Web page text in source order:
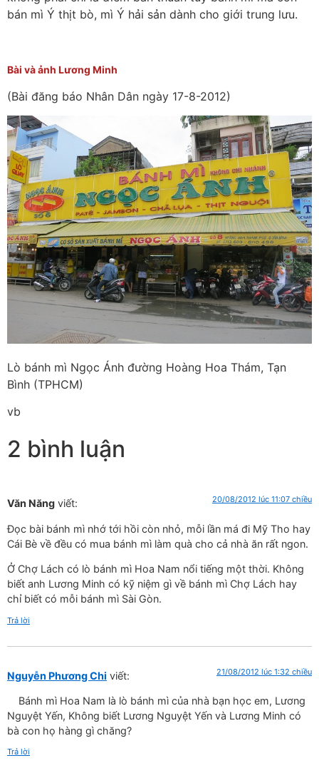
bán mì Ý thịt bò, mì Ý hải sản dành cho giới trung lưu.
Bài và ảnh Lương Minh
(Bài đăng báo Nhân Dân ngày 17-8-2012)
Lò bánh mì Ngọc Ánh đường Hoàng Hoa Thám, Tạn
Bình (TPHCM)
vb
2 bình luận
Văn Năng viết: 20/08/2012 lúc 11:07 chiều
Đọc bài bánh mì nhớ tới hồi còn nhỏ, mỗi lần má đi Mỹ Tho hay
Cái Bè về đều có mua bánh mì làm quà cho cả nhà ăn rất ngon.
Ở Chợ Lách có lò bánh mì Hoa Nam nổi tiếng một thời. Không
biết anh Lương Minh có kỹ niệm gì về bánh mì Chợ Lách hay
chỉ biết có mỗi bánh mì Sài Gòn.
Trả lời
Nguyễn Phương Chi viết: 21/08/2012 lúc 1:32 chiều
Bánh mì Hoa Nam là lò bánh mì của nhà bạn học em, Lương
Nguyệt Yến, Không biết Lương Nguyệt Yến và Lương Minh có
bà con họ hàng gì chăng?
Trả lời